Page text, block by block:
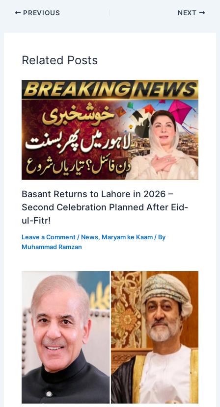
PREVIOUS NEXT
Related Posts
Basant Returns to Lahore in 2026 –
Second Celebration Planned After Eid-
ul-Fitr!
Leave a Comment / News, Maryam ke Kaam / By
Muhammad Ramzan